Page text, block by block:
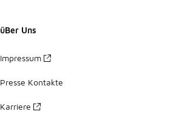
üBer Uns
Impressum
Presse Kontakte
Karriere